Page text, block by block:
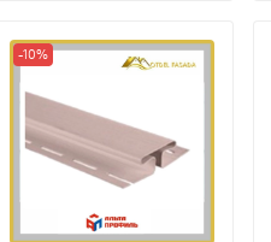
-10%